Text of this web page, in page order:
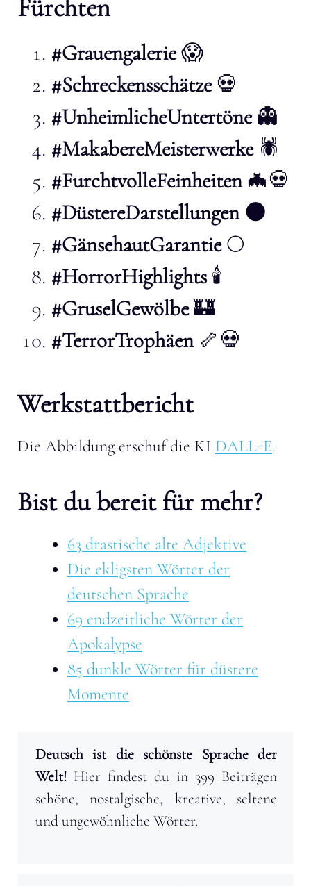
Fürchten
#Grauengalerie😱
#Schreckensschätze💀
#UnheimlicheUntertöne👻
#MakabereMeisterwerke🕷️
#FurchtvolleFeinheiten🦇💀
#DüstereDarstellungen🌑
#GänsehautGarantie🌕
#HorrorHighlights🕯️
#GruselGewölbe🏰
#TerrorTrophäen🦴💀
Werkstattbericht
Die Abbildung erschuf die KI DALL-E.
Bist du bereit für mehr?
63 drastische alte Adjektive
Die ekligsten Wörter der
deutschen Sprache
69 endzeitliche Wörter der
Apokalypse
85 dunkle Wörter für düstere
Momente
Deutsch ist die schönste Sprache der
Welt! Hier findest du in 399 Beiträgen
schöne, nostalgische, kreative, seltene
und ungewöhnliche Wörter.